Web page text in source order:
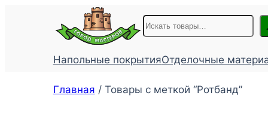
содержимому
Поиск
Напольные покрытияОтделочные
Главная / Товары с меткой “Ротбанд”